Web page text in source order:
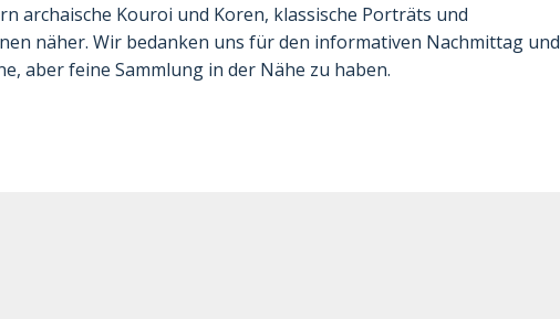
archaische Kouroi und Koren, klassische Porträts und
näher. Wir bedanken uns für den informativen Nachmittag und
aber feine Sammlung in der Nähe zu haben.